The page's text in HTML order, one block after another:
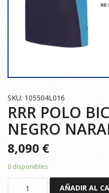
SKU: 105504L016
RRR POLO
NEGRO
8,090 €
0 disponibles
AÑADIR AL